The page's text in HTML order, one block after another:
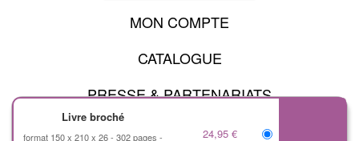
Livre broché
format 150 x 210 x 26 302 pages 24,95 €
MON COMPTE
CATALOGUE
PRESSE & PARTENARIATS